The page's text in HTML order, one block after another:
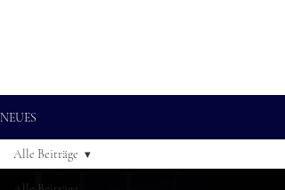
NEUES
Alle Beiträge